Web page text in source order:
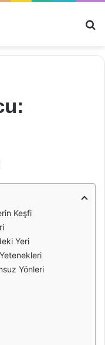
Keşfi
Yeri
Yönleri